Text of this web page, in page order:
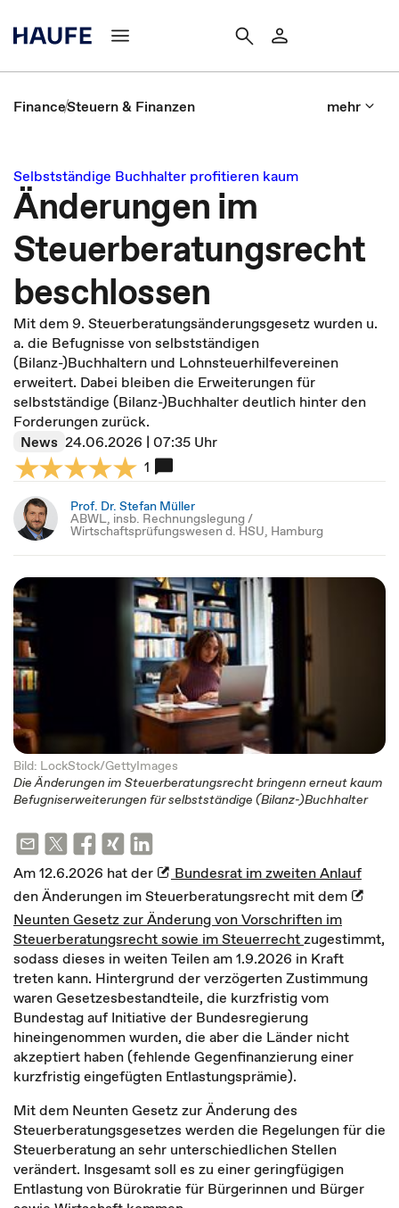
FinanceSteuern & Finanzen mehr
Selbstständige Buchhalter profitieren kaum
Änderungen im
Steuerberatungsrecht
beschlossen
Mit dem 9. Steuerberatungsänderungsgesetz wurden u.
a. die Befugnisse von selbstständigen
(Bilanz-)Buchhaltern und Lohnsteuerhilfevereinen
erweitert. Dabei bleiben die Erweiterungen für
selbstständige (Bilanz-)Buchhalter deutlich hinter den
Forderungen zurück.
News 24.06.2026 | 07:35 Uhr
1
Prof. Dr. Stefan Müller
ABWL, insb. Rechnungslegung /
Wirtschaftsprüfungswesen d. HSU, Hamburg
Bild: LockStock/GettyImages
Die Änderungen im Steuerberatungsrecht bringenn erneut kaum
Befugniserweiterungen für selbstständige (Bilanz-)Buchhalter
Am 12.6.2026 hat der
Bundesrat im zweiten Anlauf
den Änderungen im Steuerberatungsrecht mit dem
Neunten Gesetz zur Änderung von Vorschriften im
Steuerberatungsrecht sowie im Steuerrechtzugestimmt,
sodass dieses in weiten Teilen am 1.9.2026 in Kraft
treten kann. Hintergrund der verzögerten Zustimmung
waren Gesetzesbestandteile, die kurzfristig vom
Bundestag auf Initiative der Bundesregierung
hineingenommen wurden, die aber die Länder nicht
akzeptiert haben (fehlende Gegenfinanzierung einer
kurzfristig eingefügten Entlastungsprämie).
Mit dem Neunten Gesetz zur Änderung des
Steuerberatungsgesetzes werden die Regelungen für die
Steuerberatung an sehr unterschiedlichen Stellen
verändert. Insgesamt soll es zu einer geringfügigen
Entlastung von Bürokratie für Bürgerinnen und Bürger